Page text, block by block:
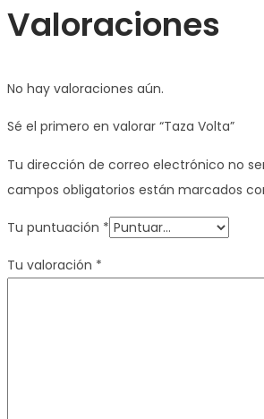
Valoraciones
No hay valoraciones aún.
Sé el primero en valorar “Taza Volta”
Tu dirección de correo electrónico no
campos obligatorios están marcados
Tu puntuación *
Tu valoración *